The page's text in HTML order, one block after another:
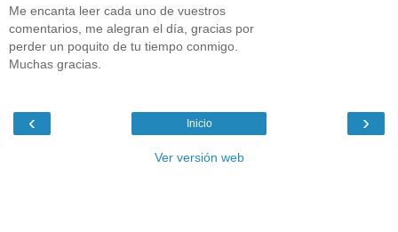
Me encanta leer cada uno de vuestros
comentarios, me alegran el día, gracias por
perder un poquito de tu tiempo conmigo.
Muchas gracias.
‹ ›
Inicio
Ver versión web